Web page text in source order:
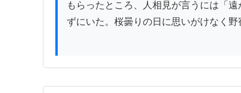
もらったところ、人相見が言うには「
ずにいた。桜曇りの日に思いがけなく